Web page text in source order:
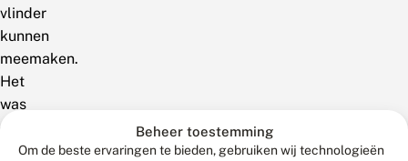
Beheer toestemming
Om de beste ervaringen te bieden, gebruiken wij technologieën
vlinder
kunnen
meemaken.
Het
was
erg
druk